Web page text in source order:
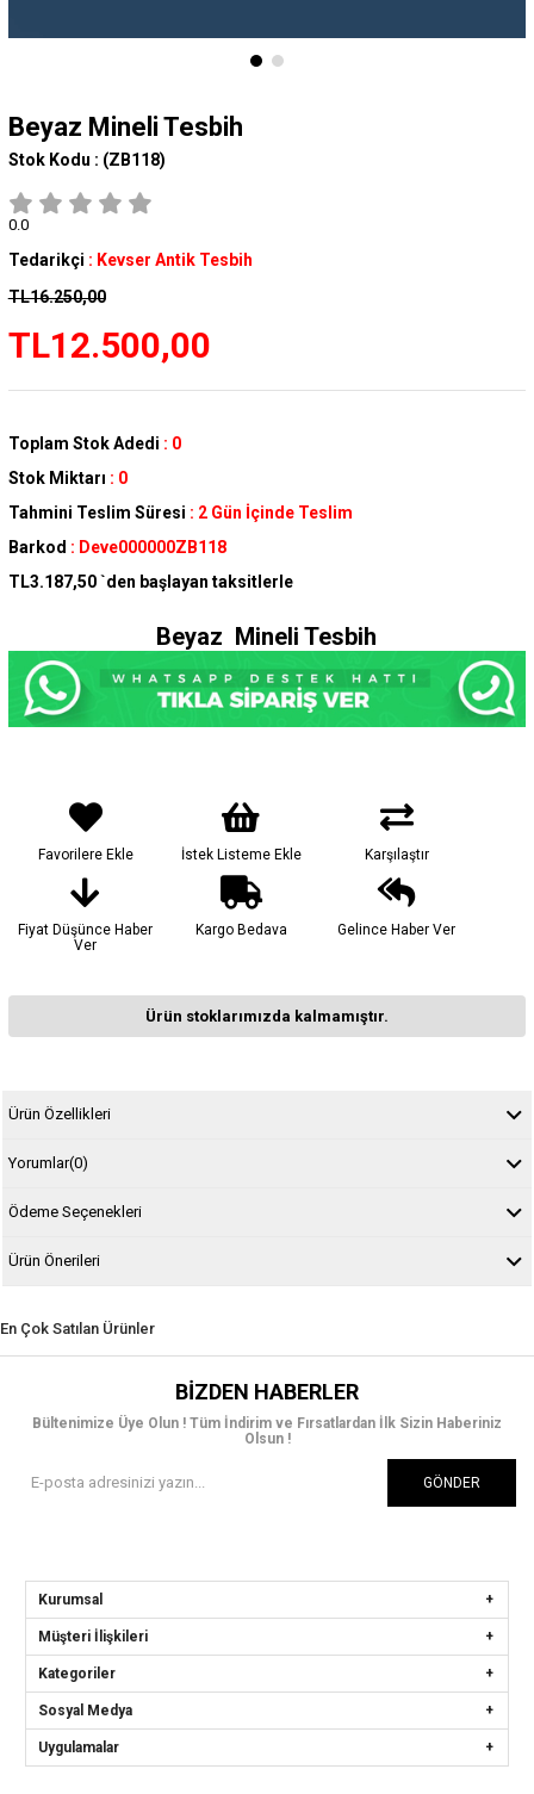
Beyaz Mineli Tesbih
Stok Kodu : (ZB118)
0.0
Tedarikçi : Kevser Antik Tesbih
TL16.250,00
TL12.500,00
Toplam Stok Adedi : 0
Stok Miktarı : 0
Tahmini Teslim Süresi : 2 Gün İçinde Teslim
Barkod : Deve000000ZB118
TL3.187,50 `den başlayan taksitlerle
Beyaz Mineli Tesbih
Favorilere Ekle İstek Listeme Ekle Karşılaştır
Fiyat Düşünce Haber
Ver
Kargo Bedava Gelince Haber Ver
Ürün stoklarımızda kalmamıştır.
Ürün Özellikleri
Yorumlar(0)
Ödeme Seçenekleri
Ürün Önerileri
En Çok Satılan Ürünler
BIZDEN HABERLER
Bültenimize Üye Olun ! Tüm İndirim ve Fırsatlardan İlk Sizin Haberiniz
Olsun !
GÖNDER
Kurumsal
Müşteri İlişkileri
Kategoriler
Sosyal Medya
Uygulamalar